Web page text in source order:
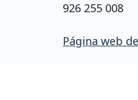
926 255 008
Página web